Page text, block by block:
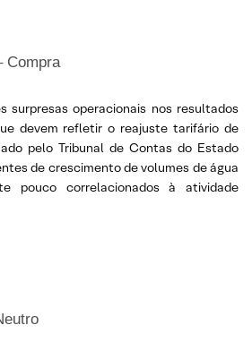
Compra
surpresas operacionais nos resultados
devem refletir o reajuste tarifário de
pelo Tribunal de Contas do Estado
de crescimento de volumes de água
pouco correlacionados à atividade